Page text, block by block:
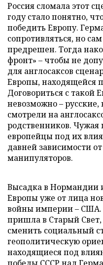
Россия сломала этот
году стало понятно,
победить Европу.
сопротивляться, но
предрешен. Тогда
фронт» – чтобы не
для англосаксов
Европы, находящейся
Договориться с такой
невозможно –
смотрели на
родственников.
европейцы под их
давней зависимости
манипуляторов.
Высадка в Нормандии
Европы уже от лица
войны империи – США.
пришла в Старый
сменить социальный
геополитическую
находящиеся под